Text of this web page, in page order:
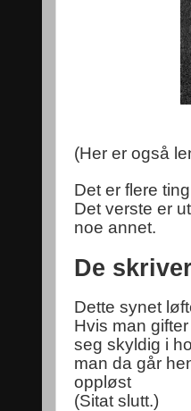
(Her er også
Det er flere
Det verste er
noe annet.
De
Dette synet
Hvis man
seg skyldig i
man da går
oppløst
(Sitat slutt.)